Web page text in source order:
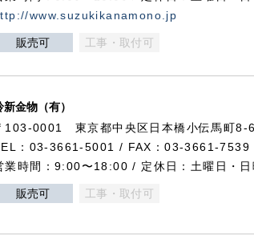
www.suzukikanamono.jp
販売可 工事・取付可
新金物（有）
103-0001 東京都中央区日本橋小伝馬町8-6
：03-3661-5001 / FAX：03-3661-7539
業時間：9:00〜18:00 / 定休日：土曜日・日
販売可 工事・取付可